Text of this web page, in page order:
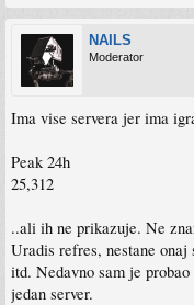
NAILS
Moderator
Ima vise servera jer ima
Peak 24h
25,312
..ali ih ne prikazuje. Ne
Uradis refres, nestane
itd. Nedavno sam je
jedan server.